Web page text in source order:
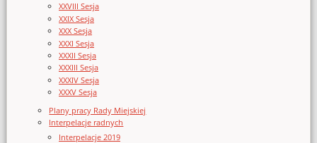
XXVIII Sesja
XXIX Sesja
XXX Sesja
XXXI Sesja
XXXII Sesja
XXXIII Sesja
XXXIV Sesja
XXXV Sesja
Plany pracy Rady Miejskiej
Interpelacje radnych
Interpelacje 2019